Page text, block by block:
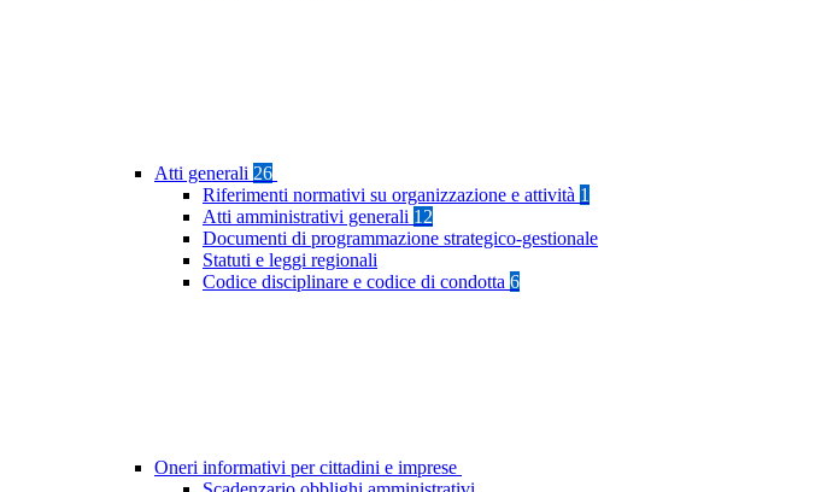
Atti generali 26
Riferimenti normativi su organizzazione e attività 1
Atti amministrativi generali 12
Documenti di programmazione strategico-gestionale
Statuti e leggi regionali
Codice disciplinare e codice di condotta 6
Oneri informativi per cittadini e imprese